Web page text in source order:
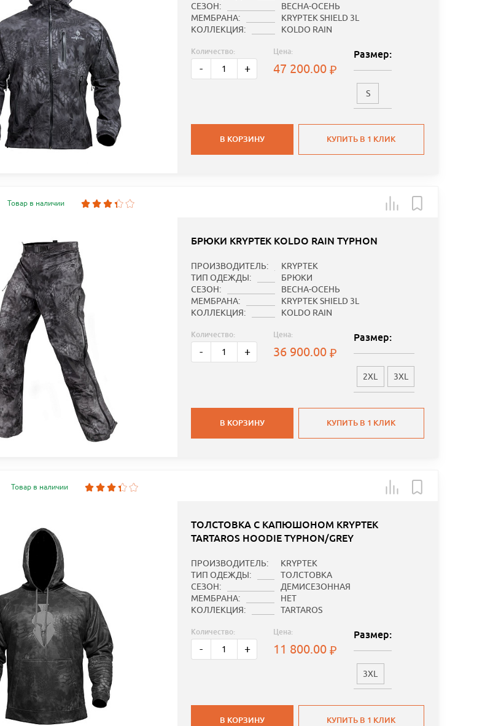
СЕЗОН:
ВЕСНА-ОСЕНЬ
МЕМБРАНА:
KRYPTEK SHIELD 3L
КОЛЛЕКЦИЯ:
KOLDO RAIN
Количество:
- +
Цена:
47 200.00
Размер:
S
В КОРЗИНУ КУПИТЬ В 1 КЛИК
Товар в наличии
БРЮКИ KRYPTEK KOLDO RAIN TYPHON
ПРОИЗВОДИТЕЛЬ:
KRYPTEK
ТИП ОДЕЖДЫ:
БРЮКИ
СЕЗОН:
ВЕСНА-ОСЕНЬ
МЕМБРАНА:
KRYPTEK SHIELD 3L
КОЛЛЕКЦИЯ:
KOLDO RAIN
Количество:
- +
Цена:
36 900.00
Размер:
2XL 3XL
В КОРЗИНУ КУПИТЬ В 1 КЛИК
Товар в наличии
ТОЛСТОВКА С КАПЮШОНОМ KRYPTEK
TARTAROS HOODIE TYPHON/GREY
ПРОИЗВОДИТЕЛЬ:
KRYPTEK
ТИП ОДЕЖДЫ:
ТОЛСТОВКА
СЕЗОН:
ДЕМИСЕЗОННАЯ
МЕМБРАНА:
НЕТ
КОЛЛЕКЦИЯ:
TARTAROS
Количество:
- +
Цена:
11 800.00
Размер:
3XL
В КОРЗИНУ КУПИТЬ В 1 КЛИК